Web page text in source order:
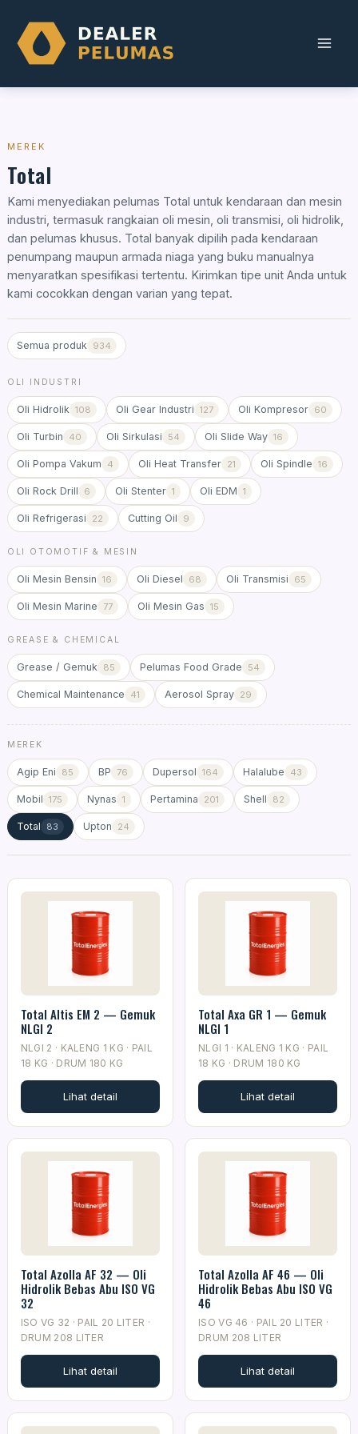
content
MEREK
Total
Kami menyediakan pelumas Total untuk kendaraan dan mesin
industri, termasuk rangkaian oli mesin, oli transmisi, oli hidrolik,
dan pelumas khusus. Total banyak dipilih pada kendaraan
penumpang maupun armada niaga yang buku manualnya
menyaratkan spesifikasi tertentu. Kirimkan tipe unit Anda untuk
kami cocokkan dengan varian yang tepat.
Semua produk 934
OLI INDUSTRI
Oli Hidrolik 108 Oli Gear Industri 127 Oli Kompresor 60
Oli Turbin 40 Oli Sirkulasi 54 Oli Slide Way 16
Oli Pompa Vakum 4 Oli Heat Transfer 21 Oli Spindle 16
Oli Rock Drill 6 Oli Stenter 1 Oli EDM 1
Oli Refrigerasi 22 Cutting Oil 9
OLI OTOMOTIF & MESIN
Oli Mesin Bensin 16 Oli Diesel 68 Oli Transmisi 65
Oli Mesin Marine 77 Oli Mesin Gas 15
GREASE & CHEMICAL
Grease / Gemuk 85 Pelumas Food Grade 54
Chemical Maintenance 41 Aerosol Spray 29
MEREK
Agip Eni 85 BP 76 Dupersol 164 Halalube 43
Mobil 175 Nynas 1 Pertamina 201 Shell 82
Total 83 Upton 24
Total Altis EM 2 — Gemuk
NLGI 2
NLGI 2 · KALENG 1 KG · PAIL
18 KG · DRUM 180 KG
Lihat detail
Total Axa GR 1 — Gemuk
NLGI 1
NLGI 1 · KALENG 1 KG · PAIL
18 KG · DRUM 180 KG
Lihat detail
Total Azolla AF 32 — Oli
Hidrolik Bebas Abu ISO VG
32
ISO VG 32 · PAIL 20 LITER ·
DRUM 208 LITER
Lihat detail
Total Azolla AF 46 — Oli
Hidrolik Bebas Abu ISO VG
46
ISO VG 46 · PAIL 20 LITER ·
DRUM 208 LITER
Lihat detail